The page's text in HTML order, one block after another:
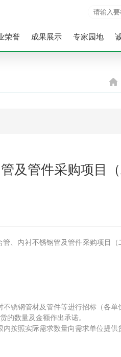
荣誉 成果展示 专家园地
及管件采购项目
、内衬不锈钢管及管件采购项目
锈钢管材及管件等进行招标（各
的数量及金额作出承诺。
按照实际需求数量向需求单位提